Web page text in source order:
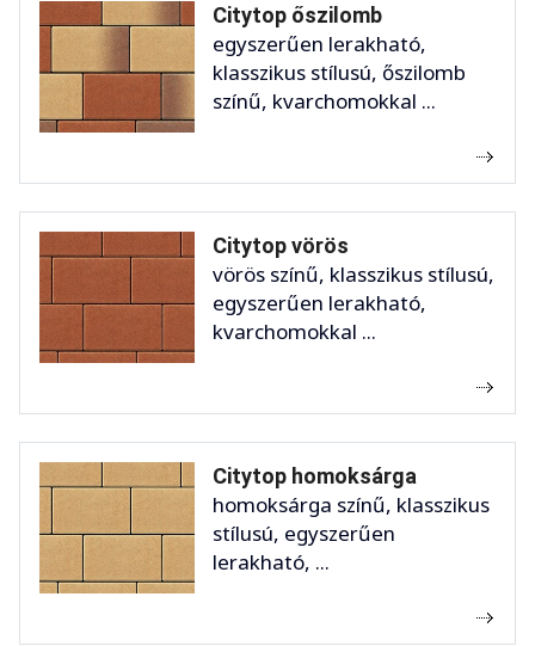
Citytop őszilomb
egyszerűen lerakható,
klasszikus stílusú, őszilomb
színű, kvarchomokkal ...
Citytop vörös
vörös színű, klasszikus stílusú,
egyszerűen lerakható,
kvarchomokkal ...
Citytop homoksárga
homoksárga színű, klasszikus
stílusú, egyszerűen
lerakható, ...